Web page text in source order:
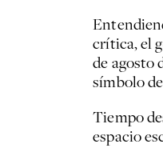
crítica, el
de agosto
símbolo
Tiempo
espacio